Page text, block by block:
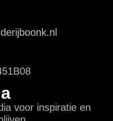
voor inspiratie en